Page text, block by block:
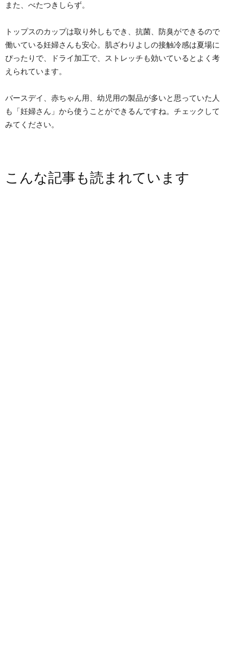
また、べたつきしらず。
トップスのカップは取り外しもでき、抗菌、防臭ができるので
働いている妊婦さんも安心。肌ざわりよしの接触冷感は夏場に
ぴったりで、ドライ加工で、ストレッチも効いているとよく考
えられています。
バースデイ、赤ちゃん用、幼児用の製品が多いと思っていた人
も「妊婦さん」から使うことができるんですね。チェックして
みてください。
こんな記事も読まれています